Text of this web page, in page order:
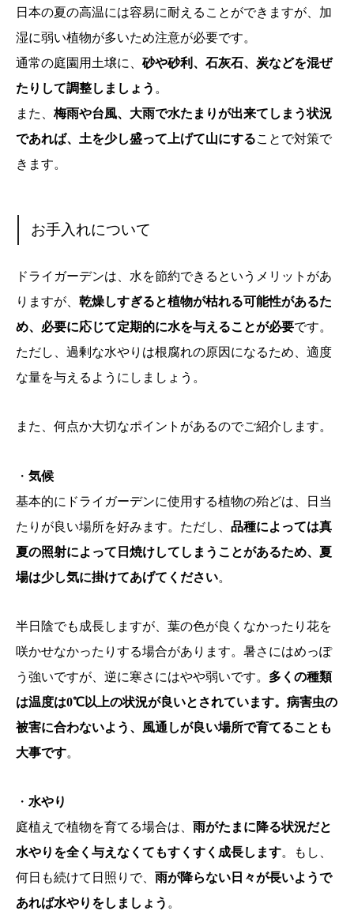
日本の夏の高温には容易に耐えることができますが、加
湿に弱い植物が多いため注意が必要です。
通常の庭園用土壌に、 砂や砂利、石灰石、炭などを混ぜ
たりして調整しましょう 。
また、 梅雨や台風、大雨で水たまりが出来てしまう状況
であれば、土を少し盛って上げて山にすることで対策で
きます。
お手入れについて
ドライガーデンは、水を節約できるというメリットがあ
りますが、 乾燥しすぎると植物が枯れる可能性があるた
め、必要に応じて定期的に水を与えることが必要です。
ただし、過剰な水やりは根腐れの原因になるため、適度
な量を与えるようにしましょう。
また、何点か大切なポイントがあるのでご紹介します。
・ 気候
基本的にドライガーデンに使用する植物の殆どは、日当
たりが良い場所を好みます。ただし、 品種によっては真
夏の照射によって日焼けしてしまうことがあるため、夏
場は少し気に掛けてあげてください。
半日陰でも成長しますが、葉の色が良くなかったり花を
咲かせなかったりする場合があります。暑さにはめっぽ
う強いですが、逆に寒さにはやや弱いです。 多くの種類
は温度は0℃以上の状況が良いとされています。病害虫の
被害に合わないよう、風通しが良い場所で育てることも
大事です。
・ 水やり
庭植えで植物を育てる場合は、 雨がたまに降る状況だと
水やりを全く与えなくてもすくすく成長します。もし、
何日も続けて日照りで、 雨が降らない日々が長いようで
あれば水やりをしましょう 。